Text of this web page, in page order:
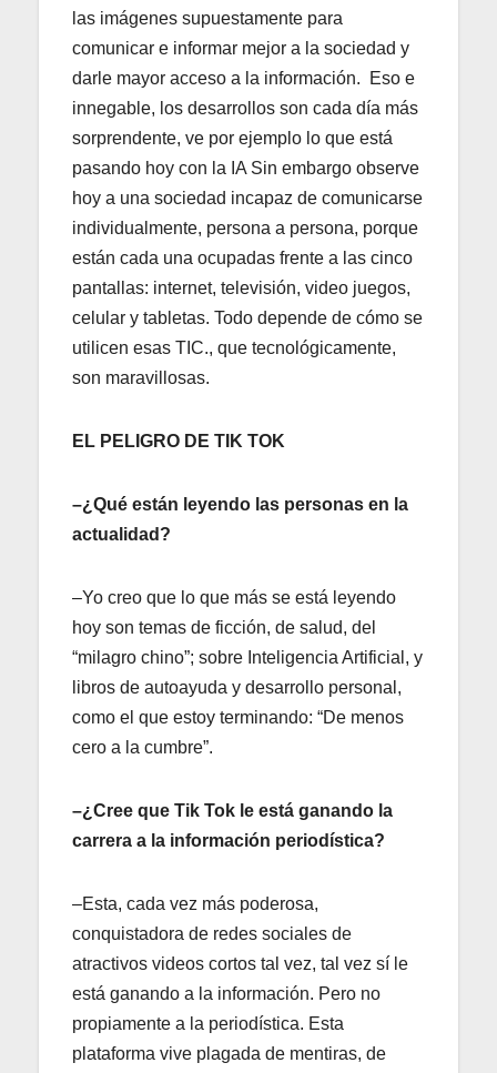
las imágenes supuestamente para
comunicar e informar mejor a la sociedad y
darle mayor acceso a la información. Eso e
innegable, los desarrollos son cada día más
sorprendente, ve por ejemplo lo que está
pasando hoy con la IA Sin embargo observe
hoy a una sociedad incapaz de comunicarse
individualmente, persona a persona, porque
están cada una ocupadas frente a las cinco
pantallas: internet, televisión, video juegos,
celular y tabletas. Todo depende de cómo se
utilicen esas TIC., que tecnológicamente,
son maravillosas.
EL PELIGRO DE TIK TOK
–¿Qué están leyendo las personas en la
actualidad?
–Yo creo que lo que más se está leyendo
hoy son temas de ficción, de salud, del
“milagro chino”; sobre Inteligencia Artificial, y
libros de autoayuda y desarrollo personal,
como el que estoy terminando: “De menos
cero a la cumbre”.
–¿Cree que Tik Tok le está ganando la
carrera a la información periodística?
–Esta, cada vez más poderosa,
conquistadora de redes sociales de
atractivos videos cortos tal vez, tal vez sí le
está ganando a la información. Pero no
propiamente a la periodística. Esta
plataforma vive plagada de mentiras, de